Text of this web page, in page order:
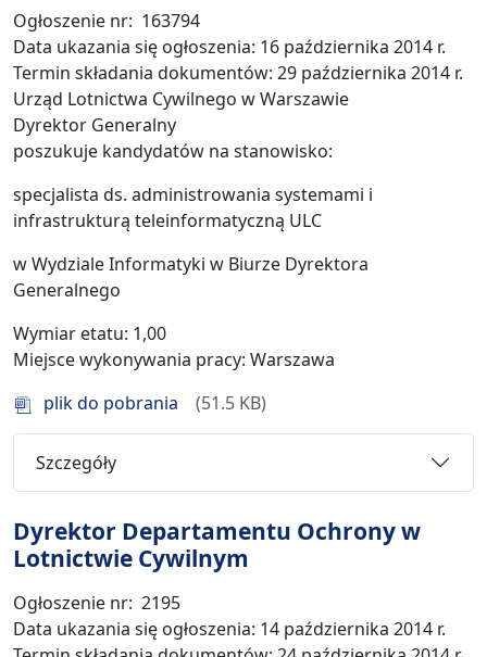
Ogłoszenie nr: 163794
Data ukazania się ogłoszenia: 16 października 2014 r.
Termin składania dokumentów: 29 października 2014 r.
Urząd Lotnictwa Cywilnego w Warszawie
Dyrektor Generalny
poszukuje kandydatów na stanowisko:
specjalista ds. administrowania systemami i
infrastrukturą teleinformatyczną ULC
w Wydziale Informatyki w Biurze Dyrektora
Generalnego
Wymiar etatu: 1,00
Miejsce wykonywania pracy: Warszawa
plik do pobrania
51.5 KB
Szczegóły
Dyrektor Departamentu Ochrony w
Lotnictwie Cywilnym
Ogłoszenie nr: 2195
Data ukazania się ogłoszenia: 14 października 2014 r.